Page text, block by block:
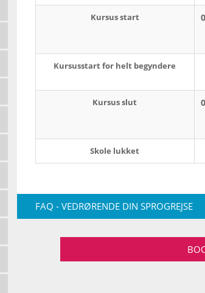
Kursus start
Kursusstart for helt begyndere
Kursus slut
Skole lukket
FAQ - VEDRØRENDE DIN SPROGREJSE